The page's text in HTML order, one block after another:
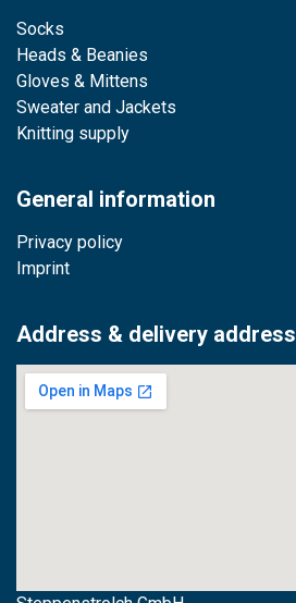
Socks
Heads & Beanies
Gloves & Mittens
Sweater and Jackets
Knitting supply
General information
Privacy policy
Imprint
Address & delivery address